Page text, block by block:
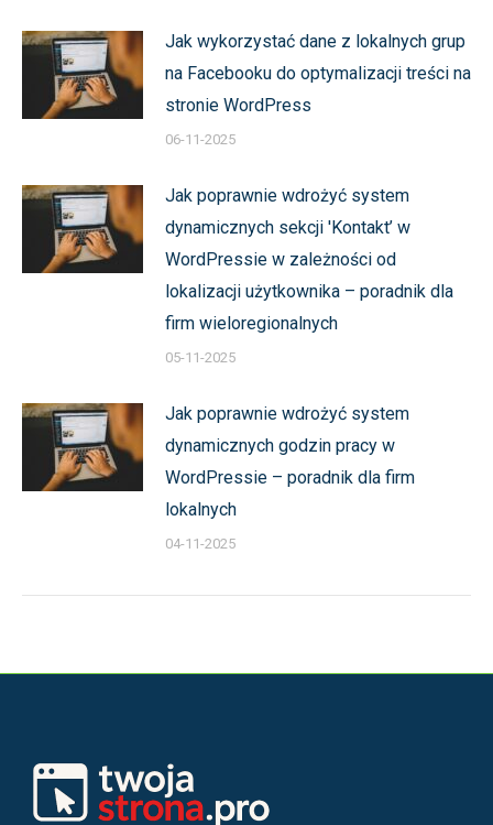
Jak wykorzystać dane z lokalnych grup
na Facebooku do optymalizacji treści na
stronie WordPress
06-11-2025
Jak poprawnie wdrożyć system
dynamicznych sekcji 'Kontakt’ w
WordPressie w zależności od
lokalizacji użytkownika – poradnik dla
firm wieloregionalnych
05-11-2025
Jak poprawnie wdrożyć system
dynamicznych godzin pracy w
WordPressie – poradnik dla firm
lokalnych
04-11-2025